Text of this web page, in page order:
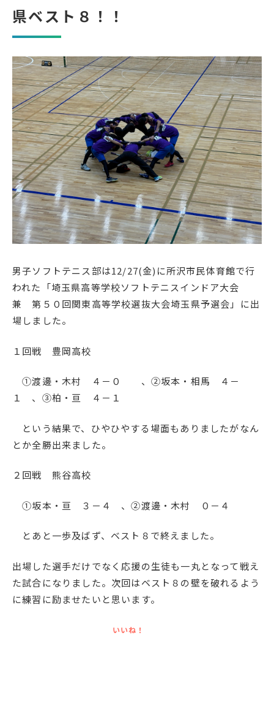
保健室より
事務室より
保護者の方へ
本校のPTA活動
地域の皆様へ
同窓会
教育関係者の方へ
各種証明書発行
アクセス
お問い合わせ
English
プライバシーポリシー
県ベスト８！！
男子ソフトテニス部は12/27(金)に所沢市民体育館で行
われた「埼玉県高等学校ソフトテニスインドア大会
兼 第５０回関東高等学校選抜大会埼玉県予選会」に出
場しました。
１回戦 豊岡高校
①渡邊・木村 ４－０ 、②坂本・相馬 ４－
１ 、③柏・亘 ４－１
という結果で、ひやひやする場面もありましたがなん
とか全勝出来ました。
２回戦 熊谷高校
①坂本・亘 ３－４ 、②渡邊・木村 ０－４
とあと一歩及ばず、ベスト８で終えました。
出場した選手だけでなく応援の生徒も一丸となって戦え
た試合になりました。次回はベスト８の壁を破れるよう
に練習に励ませたいと思います。
いいね！